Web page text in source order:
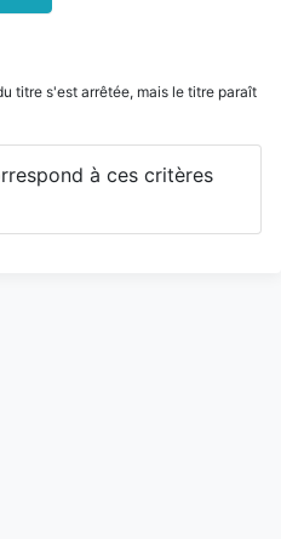
titre s'est arrêtée, mais le titre paraît
à ces critères